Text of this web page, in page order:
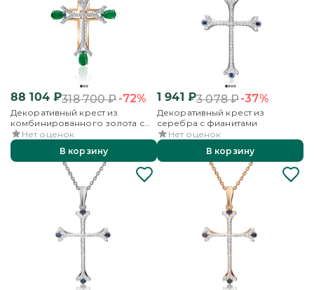
88 104₽318 700₽-72%
Декоративный крест из
комбинированного золота с
изумрудами и бриллиантами
Нет оценок
В корзину
1 941 ₽3 078₽-37%
Декоративный крест из
серебра с фианитами
Нет оценок
В корзину